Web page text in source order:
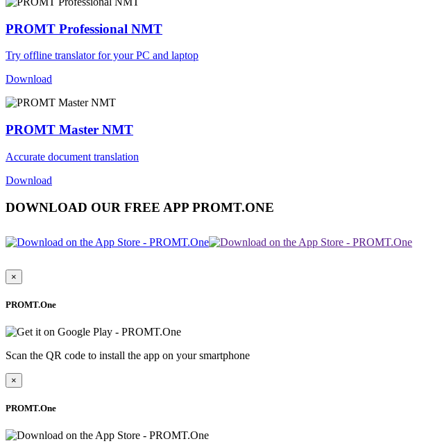
PROMT Professional NMT
Try offline translator for your PC and laptop
Download
PROMT Master NMT
Accurate document translation
Download
DOWNLOAD OUR FREE APP PROMT.ONE
×
PROMT.One
Scan the QR code to install the app on your smartphone
×
PROMT.One